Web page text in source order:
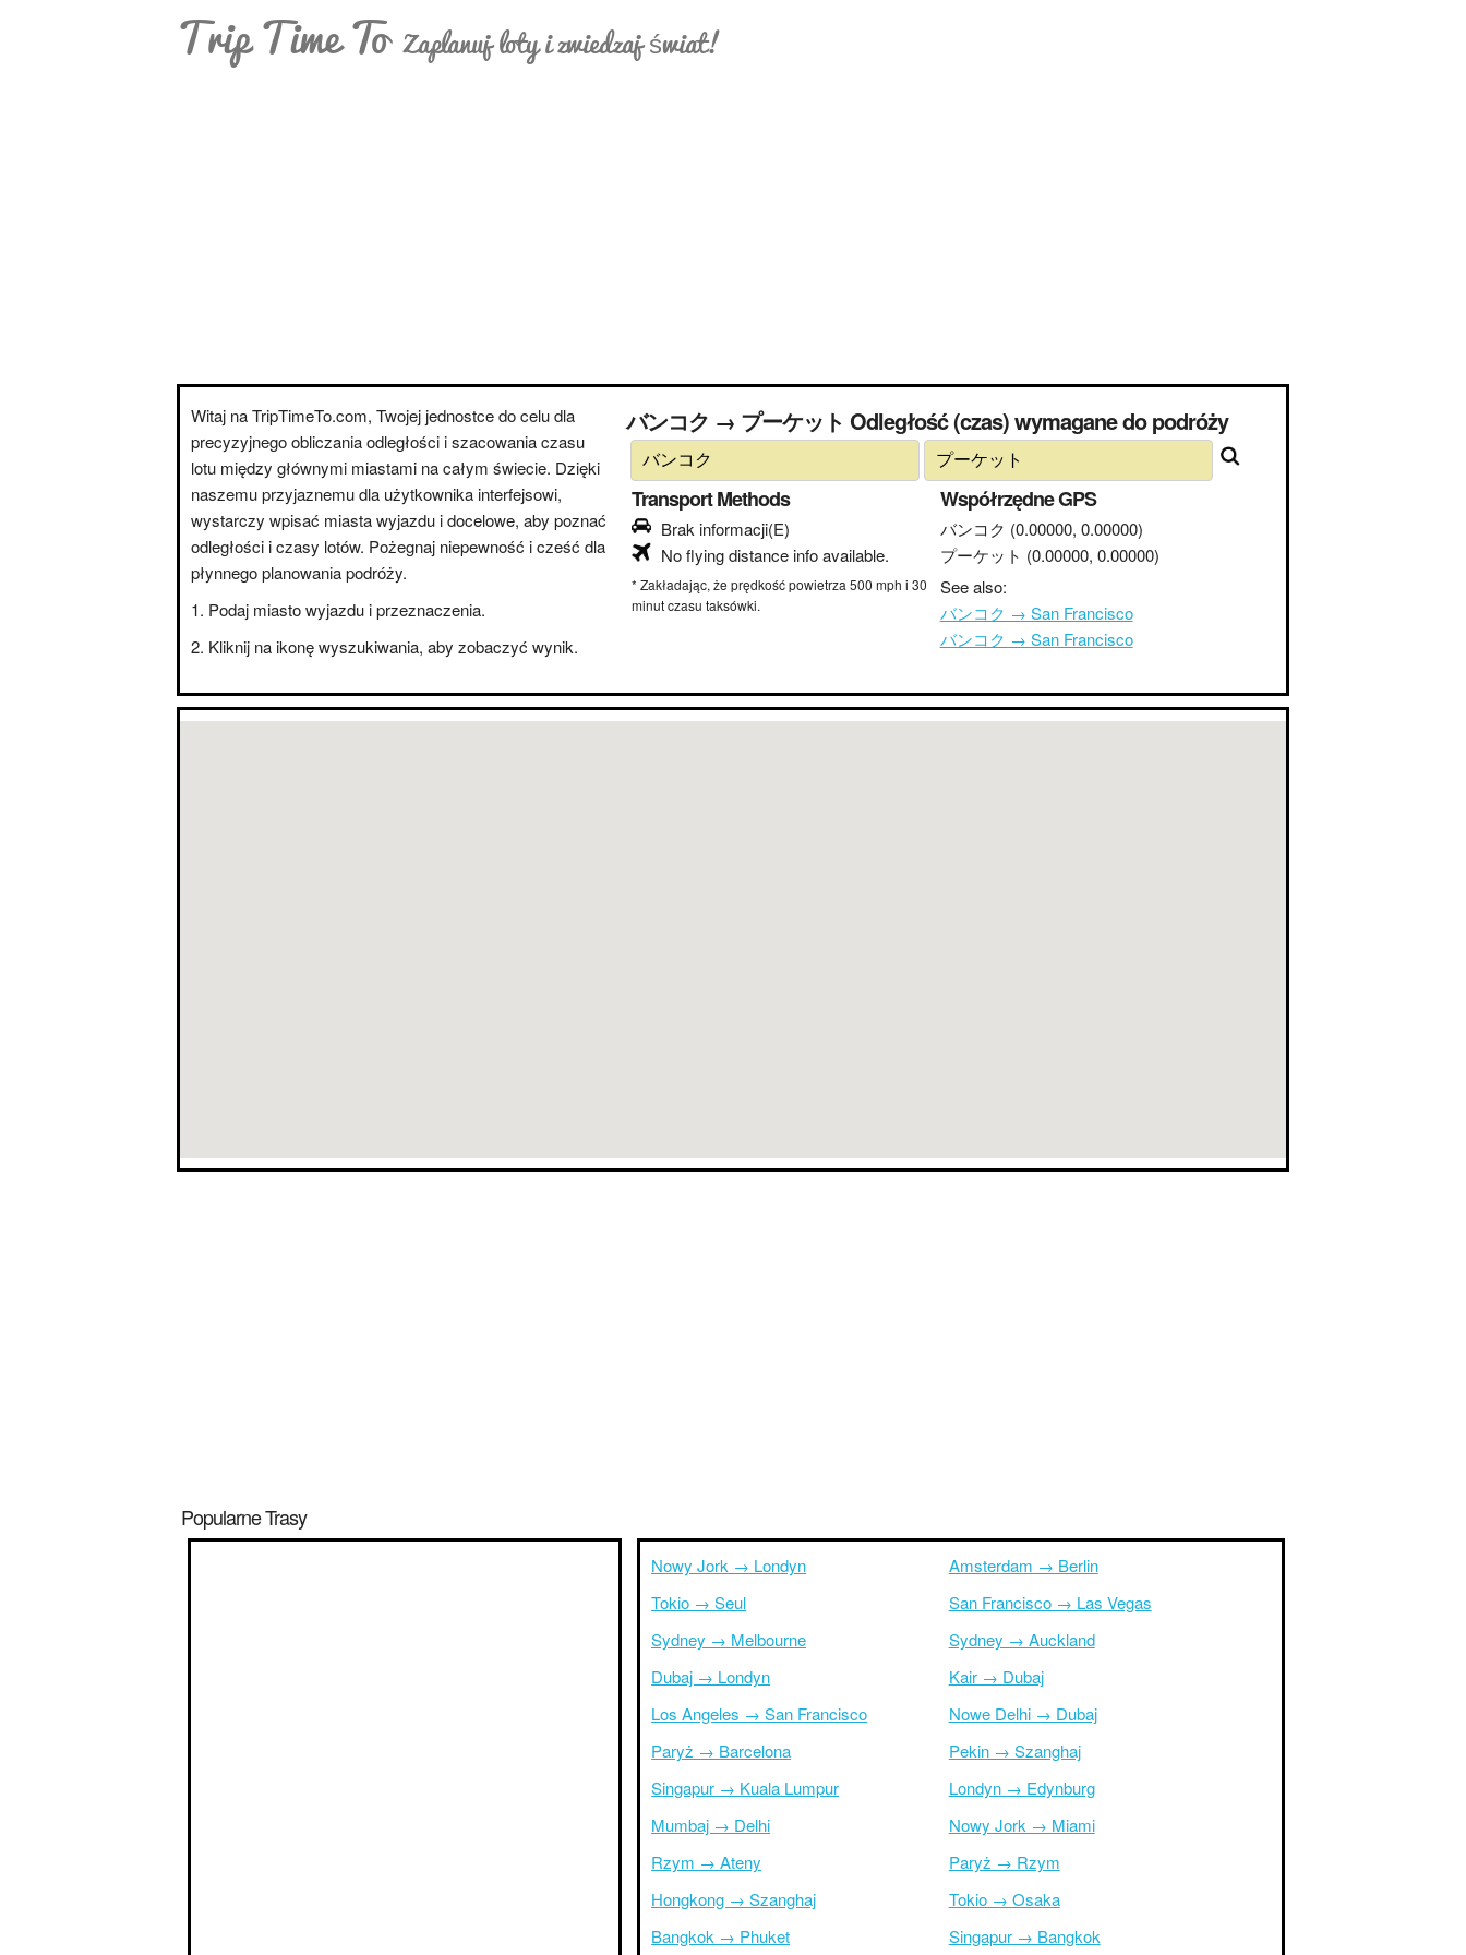
Trip Time To Zaplanuj loty i zwiedzaj świat!
Witaj na TripTimeTo.com, Twojej jednostce do celu dla
precyzyjnego obliczania odległości i szacowania czasu
lotu między głównymi miastami na całym świecie. Dzięki
naszemu przyjaznemu dla użytkownika interfejsowi,
wystarczy wpisać miasta wyjazdu i docelowe, aby poznać
odległości i czasy lotów. Pożegnaj niepewność i cześć dla
płynnego planowania podróży.
Podaj miasto wyjazdu i przeznaczenia.
Kliknij na ikonę wyszukiwania, aby zobaczyć wynik.
バンコク → プーケット Odległość (czas) wymagane do podróży
Transport Methods
Brak informacji(E)
No flying distance info available.
* Zakładając, że prędkość powietrza 500 mph i 30
minut czasu taksówki.
Współrzędne GPS
バンコク (0.00000, 0.00000)
プーケット (0.00000, 0.00000)
See also:
バンコク → San Francisco
バンコク → San Francisco
Popularne Trasy
Nowy Jork → Londyn
Tokio → Seul
Sydney → Melbourne
Dubaj → Londyn
Los Angeles → San Francisco
Paryż → Barcelona
Singapur → Kuala Lumpur
Mumbaj → Delhi
Rzym → Ateny
Hongkong → Szanghaj
Bangkok → Phuket
Amsterdam → Berlin
San Francisco → Las Vegas
Sydney → Auckland
Kair → Dubaj
Nowe Delhi → Dubaj
Pekin → Szanghaj
Londyn → Edynburg
Nowy Jork → Miami
Paryż → Rzym
Tokio → Osaka
Singapur → Bangkok